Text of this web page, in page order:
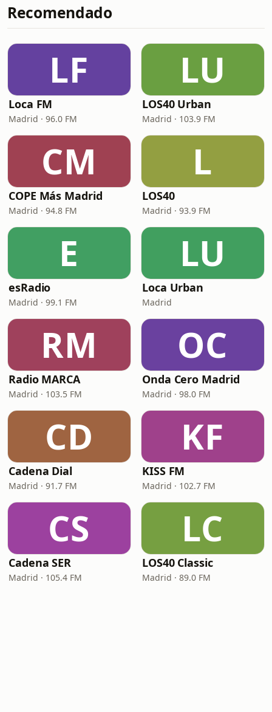
Recomendado
LF
Loca FM
Madrid · 96.0 FM
LU
LOS40 Urban
Madrid · 103.9 FM
CM
COPE Más Madrid
Madrid · 94.8 FM
L
LOS40
Madrid · 93.9 FM
E
esRadio
Madrid · 99.1 FM
LU
Loca Urban
Madrid
RM
Radio MARCA
Madrid · 103.5 FM
OC
Onda Cero Madrid
Madrid · 98.0 FM
CD
Cadena Dial
Madrid · 91.7 FM
KF
KISS FM
Madrid · 102.7 FM
CS
Cadena SER
Madrid · 105.4 FM
LC
LOS40 Classic
Madrid · 89.0 FM